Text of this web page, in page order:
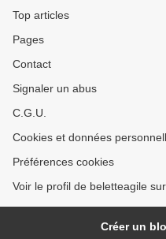
Top articles
Pages
Contact
Signaler un abus
C.G.U.
Cookies et données
Préférences cookies
Voir le profil de beletteagile
Créer un